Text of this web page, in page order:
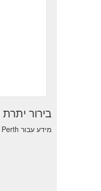
בירור
מידע עבור Direct Pet Supplies Perth בירור יתרת כרטיס מתנה כדי לראות את יתרת העסקאות הנותרות.